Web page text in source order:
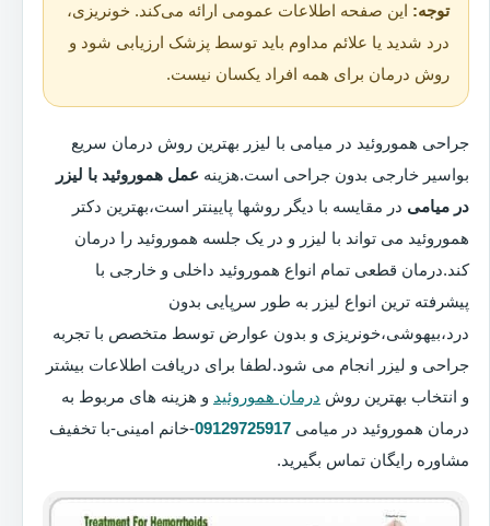
توجه: این صفحه اطلاعات عمومی ارائه می‌کند. خونریزی،
درد شدید یا علائم مداوم باید توسط پزشک ارزیابی شود و
روش درمان برای همه افراد یکسان نیست.
جراحی هموروئید در میامی با لیزر بهترین روش درمان سریع
بواسیر خارجی بدون جراحی است.هزینه عمل هموروئید با لیزر
در میامی در مقایسه با دیگر روشها پایینتر است،بهترین دکتر
هموروئید می تواند با لیزر و در یک جلسه هموروئید را درمان
کند.درمان قطعی تمام انواع هموروئید داخلی و خارجی با
پیشرفته ترین انواع لیزر به طور سرپایی بدون
درد،بیهوشی،خونریزی و بدون عوارض توسط متخصص با تجربه
جراحی و لیزر انجام می شود.لطفا برای دریافت اطلاعات بیشتر
و انتخاب بهترین روش درمان هموروئید و هزینه های مربوط به
درمان هموروئید در میامی 09129725917-خانم امینی-با تخفیف
مشاوره رایگان تماس بگیرید.